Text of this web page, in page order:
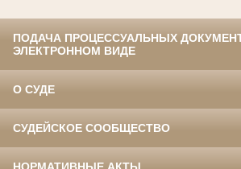
ПОДАЧА ПРОЦЕССУАЛЬНЫХ
ЭЛЕКТРОННОМ ВИДЕ
О СУДЕ
СУДЕЙСКОЕ СООБЩЕСТВО